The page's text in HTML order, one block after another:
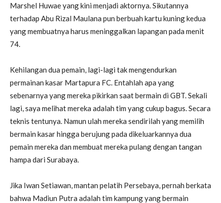
Marshel Huwae yang kini menjadi aktornya. Sikutannya
terhadap Abu Rizal Maulana pun berbuah kartu kuning kedua
yang membuatnya harus meninggalkan lapangan pada menit
74.
Kehilangan dua pemain, lagi-lagi tak mengendurkan
permainan kasar Martapura FC. Entahlah apa yang
sebenarnya yang mereka pikirkan saat bermain di GBT. Sekali
lagi, saya melihat mereka adalah tim yang cukup bagus. Secara
teknis tentunya. Namun ulah mereka sendirilah yang memilih
bermain kasar hingga berujung pada dikeluarkannya dua
pemain mereka dan membuat mereka pulang dengan tangan
hampa dari Surabaya.
Jika Iwan Setiawan, mantan pelatih Persebaya, pernah berkata
bahwa Madiun Putra adalah tim kampung yang bermain